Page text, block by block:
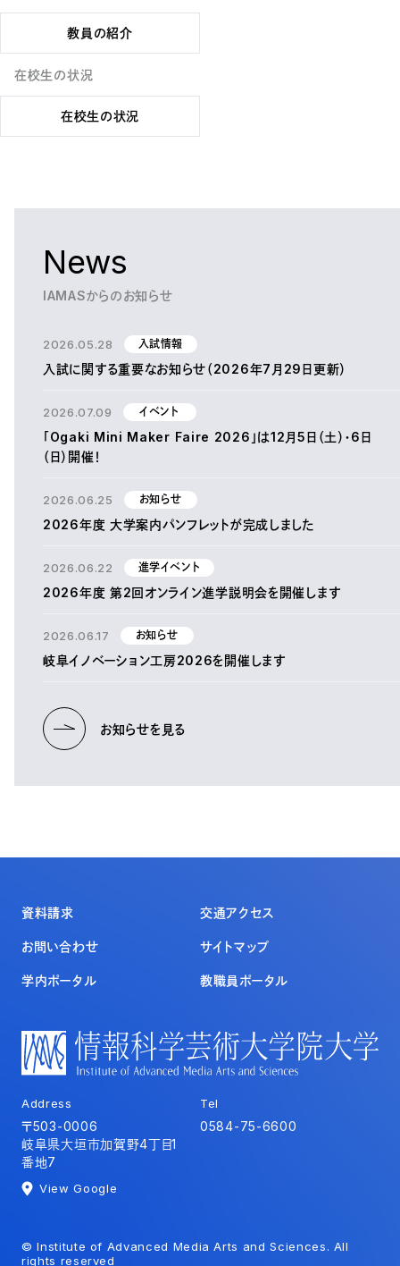
教員の紹介
在校生の状況
在校生の状況
News
IAMASからのお知らせ
2026.05.28 入試情報
入試に関する重要なお知らせ（2026年7月29日更新）
2026.07.09 イベント
「Ogaki Mini Maker Faire 2026」は12月5日（土）・6日
（日）開催！
2026.06.25 お知らせ
2026年度 大学案内パンフレットが完成しました
2026.06.22 進学イベント
2026年度 第2回オンライン進学説明会を開催します
2026.06.17 お知らせ
岐阜イノベーション工房2026を開催します
お知らせを見る
資料請求 交通アクセス
お問い合わせ サイトマップ
学内ポータル 教職員ポータル
Address
〒503-0006
岐阜県大垣市加賀野4丁目1
番地7
View Google
Tel
0584-75-6600
© Institute of Advanced Media Arts and Sciences. All
rights reserved